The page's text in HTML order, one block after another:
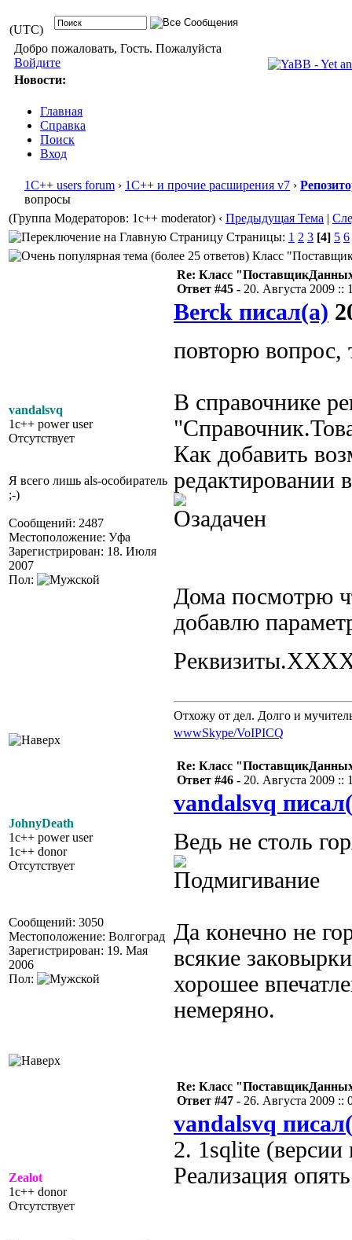
(UTC)
Добро пожаловать, Гость. Пожалуйста
Войдите
Новости:
Главная
Справка
Поиск
Вход
1С++ users forum › 1С++ и прочие расширения v7 ›
вопросы
(Группа Модераторов: 1c++ moderator) ‹ Предыдущая Тема |
Страницы: 1 2 3 [4] 5 6
Класс
vandalsvq
1c++ power user
Отсутствует
Я всего лишь als-особиратель
;-)
Сообщений: 2487
Местоположение: Уфа
Зарегистрирован: 18. Июля
2007
Пол:
Re: Класс
Ответ #45 - 20. Августа 2009 ::
Berck писал(а)
повторю вопрос,
В справочнике
Как добавить
редактировании
Дома посмотрю
добавлю
Отхожу от дел. Долго и
wwwSkype/VoIPICQ
JohnyDeath
1c++ power user
1c++ donor
Отсутствует
Сообщений: 3050
Местоположение: Волгоград
Зарегистрирован: 19. Мая
2006
Пол:
Re: Класс
Ответ #46 - 20. Августа 2009 ::
vandalsvq
Ведь не столь
Да конечно не
всякие
хорошее
немеряно.
Zealot
1c++ donor
Отсутствует
Re: Класс
Ответ #47 - 26. Августа 2009 ::
vandalsvq
2. 1sqlite
Реализация